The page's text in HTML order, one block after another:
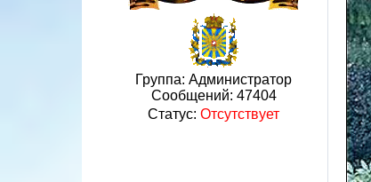
Группа: Администратор
Сообщений: 47404
Статус: Отсутствует